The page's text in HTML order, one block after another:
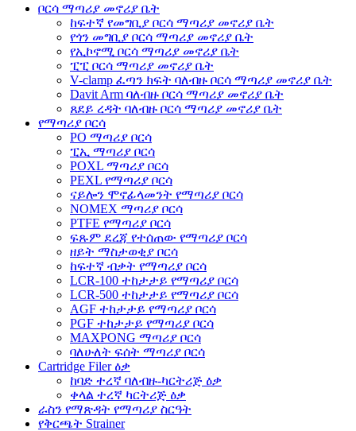
ቦርሳ ማጣሪያ መኖሪያ ቤት
ከፍተኛ የመግቢያ ቦርሳ ማጣሪያ መኖሪያ ቤት
የጎን መግቢያ ቦርሳ ማጣሪያ መኖሪያ ቤት
የኢኮኖሚ ቦርሳ ማጣሪያ መኖሪያ ቤት
ፒፒ ቦርሳ ማጣሪያ መኖሪያ ቤት
V-clamp ፈጣን ክፍት ባለብዙ ቦርሳ ማጣሪያ መኖሪያ ቤት
Davit Arm ባለብዙ ቦርሳ ማጣሪያ መኖሪያ ቤት
ጸደይ ረዳት ባለብዙ ቦርሳ ማጣሪያ መኖሪያ ቤት
የማጣሪያ ቦርሳ
PO ማጣሪያ ቦርሳ
ፒኢ ማጣሪያ ቦርሳ
POXL ማጣሪያ ቦርሳ
PEXL የማጣሪያ ቦርሳ
ናይሎን ሞኖፊላመንት የማጣሪያ ቦርሳ
NOMEX ማጣሪያ ቦርሳ
PTFE የማጣሪያ ቦርሳ
ፍጹም ደረጃ የተሰጠው የማጣሪያ ቦርሳ
ዘይት ማስታወቂያ ቦርሳ
ከፍተኛ ብቃት የማጣሪያ ቦርሳ
LCR-100 ተከታታይ የማጣሪያ ቦርሳ
LCR-500 ተከታታይ የማጣሪያ ቦርሳ
AGF ተከታታይ የማጣሪያ ቦርሳ
PGF ተከታታይ የማጣሪያ ቦርሳ
MAXPONG ማጣሪያ ቦርሳ
ባለሁለት ፍሰት ማጣሪያ ቦርሳ
Cartridge Filer ዕቃ
ከባድ ተረኛ ባለብዙ-ካርትሪጅ ዕቃ
ቀላል ተረኛ ካርትሪጅ ዕቃ
ራስን የማጽዳት የማጣሪያ ስርዓት
የቅርጫት Strainer